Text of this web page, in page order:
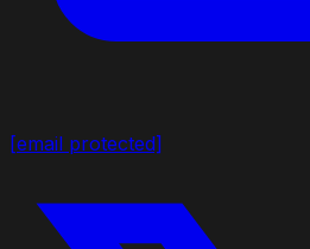
[email protected]